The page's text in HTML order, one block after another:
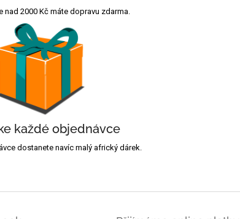
nad 2000 Kč máte dopravu zdarma.
každé objednávce
dostanete navíc malý africký dárek.